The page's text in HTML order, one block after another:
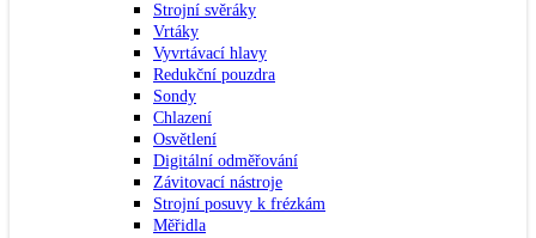
Strojní svěráky
Vrtáky
Vyvrtávací hlavy
Redukční pouzdra
Sondy
Chlazení
Osvětlení
Digitální odměřování
Závitovací nástroje
Strojní posuvy k frézkám
Měřidla